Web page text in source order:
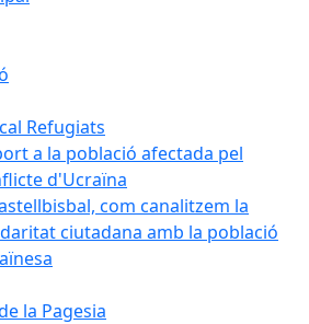
Refugiats
a la població afectada pel
d'Ucraïna
com canalitzem la
ciutadana amb la població
la Pagesia